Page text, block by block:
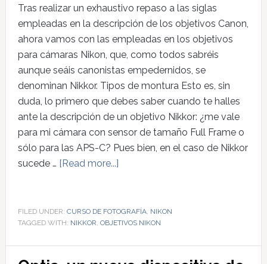
Tras realizar un exhaustivo repaso a las siglas
empleadas en la descripción de los objetivos Canon,
ahora vamos con las empleadas en los objetivos
para cámaras Nikon, que, como todos sabréis
aunque seáis canonistas empedernidos, se
denominan Nikkor. Tipos de montura Esto es, sin
duda, lo primero que debes saber cuando te halles
ante la descripción de un objetivo Nikkor: ¿me vale
para mi cámara con sensor de tamaño Full Frame o
sólo para las APS-C? Pues bien, en el caso de Nikkor
sucede … [Read more...]
FILED UNDER: CURSO DE FOTOGRAFÍA, NIKON
TAGGED WITH: NIKKOR, OBJETIVOS NIKON